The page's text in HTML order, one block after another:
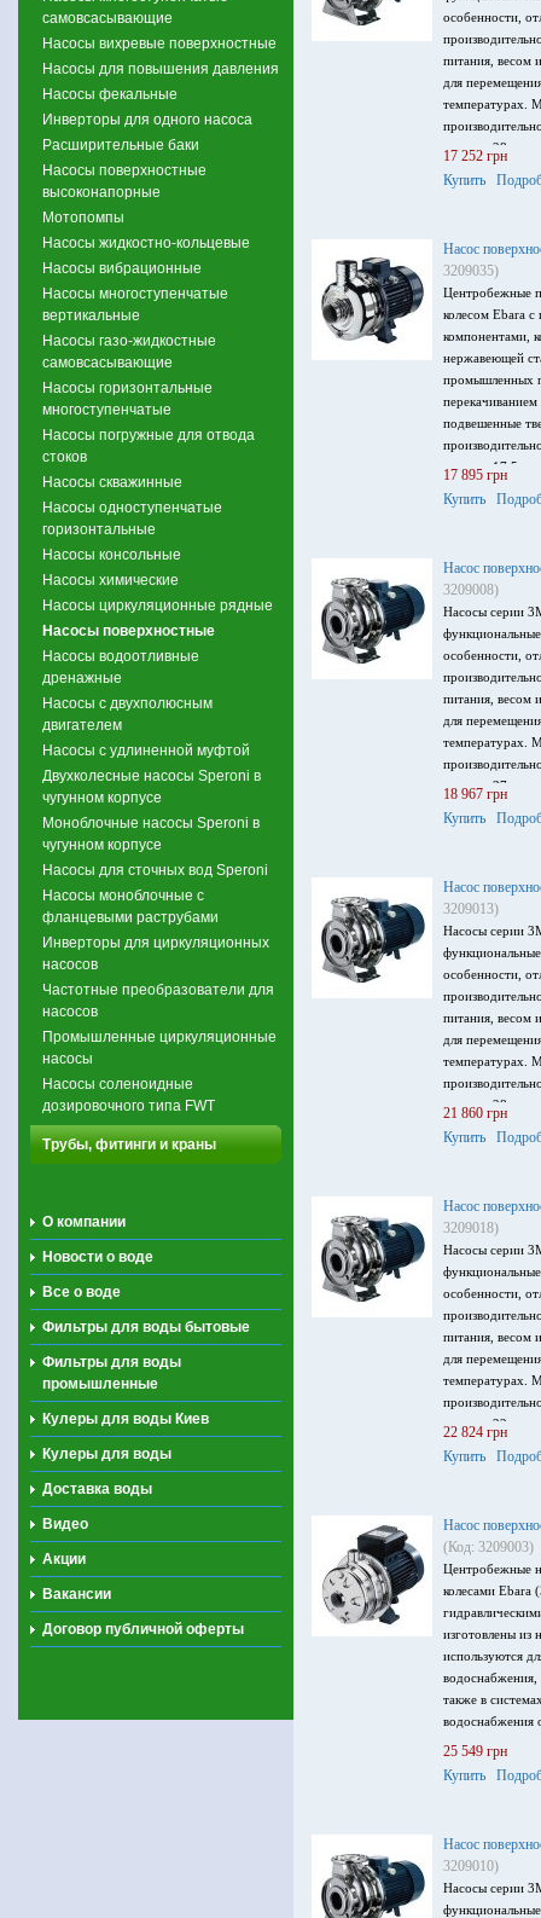
самовсасывающие
Насосы вихревые поверхностные
Насосы для повышения давления
Насосы фекальные
Инверторы для одного насоса
Расширительные баки
Насосы поверхностные
высоконапорные
Мотопомпы
Насосы жидкостно-кольцевые
Насосы вибрационные
Насосы многоступенчатые
вертикальные
Насосы газо-жидкостные
самовсасывающие
Насосы горизонтальные
многоступенчатые
Насосы погружные для отвода
стоков
Насосы скважинные
Насосы одноступенчатые
горизонтальные
Насосы консольные
Насосы химические
Насосы циркуляционные рядные
Насосы поверхностные
Насосы водоотливные
дренажные
Насосы с двухполюсным
двигателем
Насосы с удлиненной муфтой
Двухколесные насосы Speroni в
чугунном корпусе
Моноблочные насосы Speroni в
чугунном корпусе
Насосы для сточных вод Speroni
Насосы моноблочные с
фланцевыми раструбами
Инверторы для циркуляционных
насосов
Частотные преобразователи для
насосов
Промышленные циркуляционные
насосы
Насосы соленоидные
дозировочного типа FWT
Трубы, фитинги и краны
О компании
Новости о воде
Все о воде
Фильтры для воды бытовые
Фильтры для воды
промышленные
Кулеры для воды Киев
Кулеры для воды
Доставка воды
Видео
Акции
Вакансии
Договор публичной оферты
особенности,
питания, весом
для
температурах.
напор – 28 м,
питания 1~ 230
17 252 грн
Купить
Насос
3209035)
Центробежные
колесом Ebara с
компонентами,
нержавеющей
промышленных
подвешенные
напор – 17.5 м,
питания 230/
17 895 грн
Купить
Насос
3209008)
Насосы серии
особенности,
питания, весом
для
температурах.
напор – 37 м,
питания 3 ~
18 967 грн
Купить
Насос
3209013)
Насосы серии
особенности,
питания, весом
для
температурах.
напор – 28 м,
питания 3 ~
21 860 грн
Купить
Насос
3209018)
Насосы серии
особенности,
питания, весом
для
температурах.
напор – 22 м,
питания 3 ~
22 824 грн
Купить
Насос
(Код: 3209003)
Центробежные
колесами Ebara
изготовлены
используются
также в
водоснабжения
умеренно
максимальный
25 549 грн
Купить
Насос
3209010)
Насосы серии